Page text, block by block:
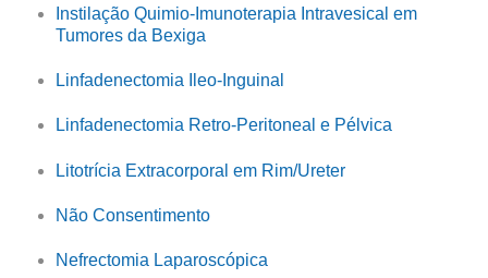
Instilação Quimio-Imunoterapia Intravesical em
Tumores da Bexiga
Linfadenectomia Ileo-Inguinal
Linfadenectomia Retro-Peritoneal e Pélvica
Litotrícia Extracorporal em Rim/Ureter
Não Consentimento
Nefrectomia Laparoscópica